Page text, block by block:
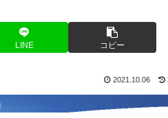
LINE コピー
2021.10.06